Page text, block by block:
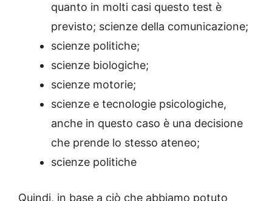
quanto in molti casi questo test è
previsto; scienze della comunicazione;
scienze politiche;
scienze biologiche;
scienze motorie;
scienze e tecnologie psicologiche,
anche in questo caso è una decisione
che prende lo stesso ateneo;
scienze politiche
Quindi, in base a ciò che abbiamo potuto